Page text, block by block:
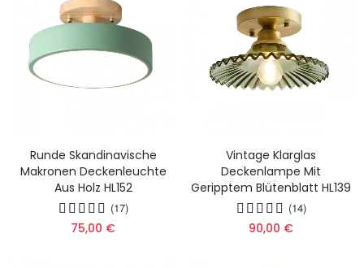
Runde Skandinavische
Makronen Deckenleuchte
Aus Holz HL152
(17)
75,00 €
Vintage Klarglas
Deckenlampe Mit
Geripptem Blütenblatt HL139
(14)
90,00 €